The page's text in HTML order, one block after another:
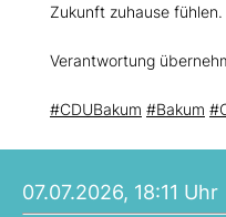
Zukunft zuhause fühlen.
Verantwortung
#CDUBakum #Bakum
07.07.2026, 18:11 Uhr